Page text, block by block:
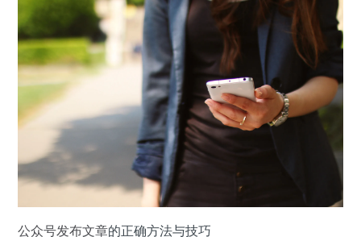
公众号发布文章的正确方法与技巧